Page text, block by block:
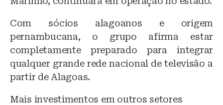
Com sócios alagoanos e origem
pernambucana, o grupo afirma estar
completamente preparado para integrar
qualquer grande rede nacional de televisão a
partir de Alagoas.
Mais investimentos em outros setores